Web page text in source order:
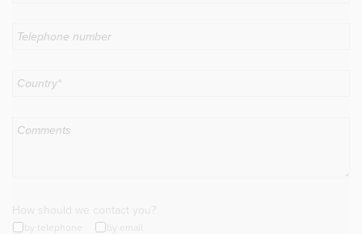
How should we contact you?
by telephone